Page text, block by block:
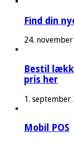
Find din
24.
Bestil
pris her
1. september
Mobil POS